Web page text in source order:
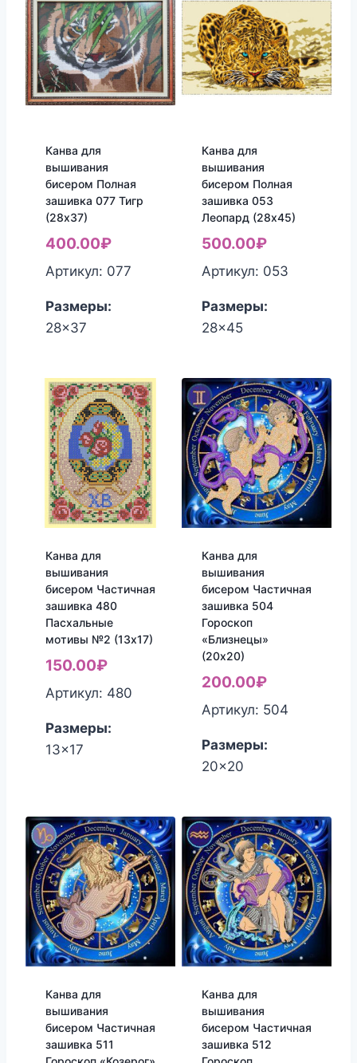
Канва для
вышивания
бисером Полная
зашивка 077 Тигр
(28х37)
400.00₽
Артикул: 077
Размеры:
28x37
Канва для
вышивания
бисером Полная
зашивка 053
Леопард (28х45)
500.00₽
Артикул: 053
Размеры:
28x45
Канва для
вышивания
бисером Частичная
зашивка 480
Пасхальные
мотивы №2 (13х17)
150.00₽
Артикул: 480
Размеры:
13x17
Канва для
вышивания
бисером Частичная
зашивка 504
Гороскоп
«Близнецы»
(20х20)
200.00₽
Артикул: 504
Размеры:
20x20
Канва для
вышивания
бисером Частичная
зашивка 511
Канва для
вышивания
бисером Частичная
зашивка 512